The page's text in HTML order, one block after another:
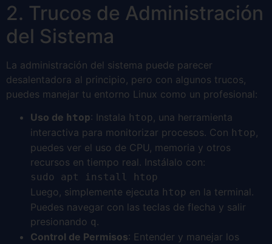
2. Trucos de Administración
del Sistema
La administración del sistema puede parecer
desalentadora al principio, pero con algunos trucos,
puedes manejar tu entorno Linux como un profesional:
Uso de htop: Instala htop, una herramienta
interactiva para monitorizar procesos. Con htop,
puedes ver el uso de CPU, memoria y otros
recursos en tiempo real. Instálalo con:
sudo apt install htop
Luego, simplemente ejecuta htop en la terminal.
Puedes navegar con las teclas de flecha y salir
presionando q.
Control de Permisos: Entender y manejar los